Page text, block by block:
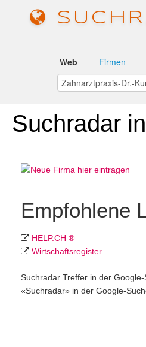
Web Firmen
Suchradar
Empfohlene
HELP.CH ®
Wirtschafts­register
Suchradar Treffer in der
«Suchradar» in der Google-